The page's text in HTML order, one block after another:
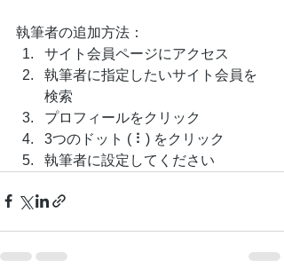
執筆者の追加方法：
サイト会員ページにアクセス
執筆者に指定したいサイト会員を
検索
プロフィールをクリック
3つのドット ( ⠇) をクリック
執筆者に設定してください